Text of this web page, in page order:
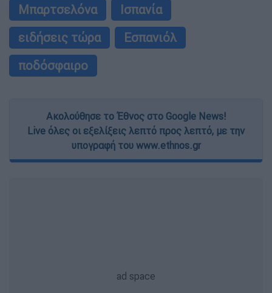
Μπαρτσελόνα
Ισπανία
ειδήσεις τώρα
Εσπανιόλ
ποδόσφαιρο
Ακολούθησε το Έθνος στο Google News!
Live όλες οι εξελίξεις λεπτό προς λεπτό, με την
υπογραφή του www.ethnos.gr